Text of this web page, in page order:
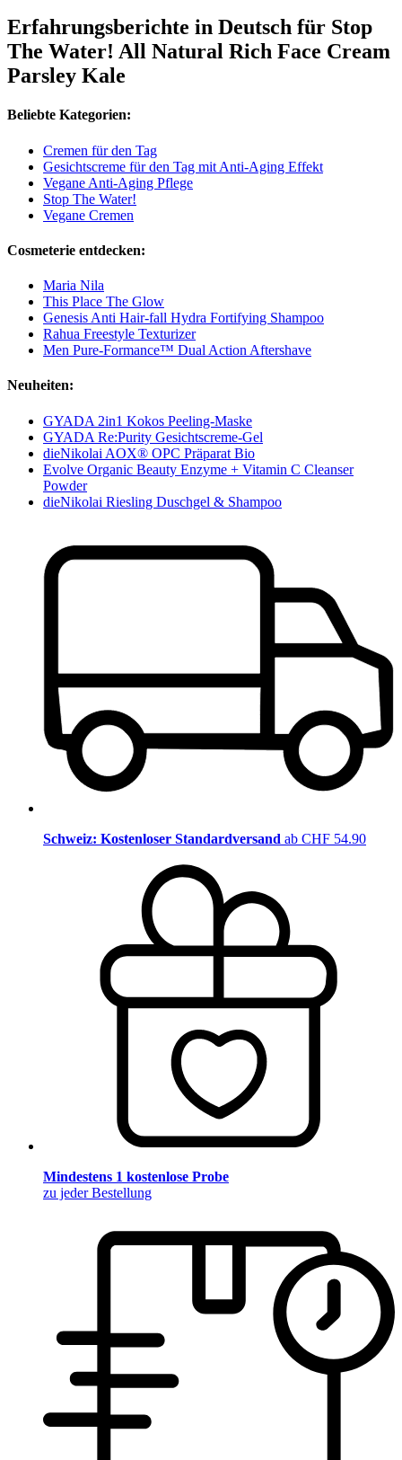
Erfahrungsberichte in Deutsch für Stop
The Water! All Natural Rich Face Cream
Parsley Kale
Beliebte Kategorien:
Cremen für den Tag
Gesichtscreme für den Tag mit Anti-Aging Effekt
Vegane Anti-Aging Pflege
Stop The Water!
Vegane Cremen
Cosmeterie entdecken:
Maria Nila
This Place The Glow
Genesis Anti Hair-fall Hydra Fortifying Shampoo
Rahua Freestyle Texturizer
Men Pure-Formance™ Dual Action Aftershave
Neuheiten:
GYADA 2in1 Kokos Peeling-Maske
GYADA Re:Purity Gesichtscreme-Gel
dieNikolai AOX® OPC Präparat Bio
Evolve Organic Beauty Enzyme + Vitamin C Cleanser
Powder
dieNikolai Riesling Duschgel & Shampoo
Schweiz: Kostenloser Standardversand ab CHF 54.90
Mindestens 1 kostenlose Probe
zu jeder Bestellung